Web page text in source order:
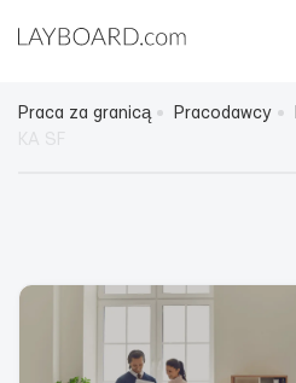
Praca za granicą Pracodawcy